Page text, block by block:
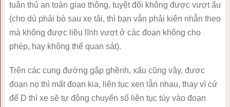
tuân thủ an toàn giao thông, tuyệt đối không được vượt ẩu
(cho dù phải bò sau xe tải, thì bạn vẫn phải kiên nhẫn theo
mà không được liều lĩnh vượt ở các đoạn không cho
phép, hay không thể quan sát).
Trên các cung đường gập ghềnh, xấu cũng vậy, được
đoạn nọ thì mất đoạn kia, liên tục xen lẫn nhau, thay vì cứ
để D thì xe sẽ tự động chuyển số liên tục tùy vào đoạn